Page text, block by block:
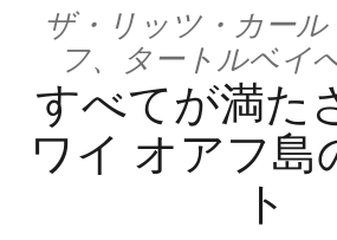
ザ・リッツ・カー
フ、タートルベイ
すべてが満た
ワイ オアフ島
ト